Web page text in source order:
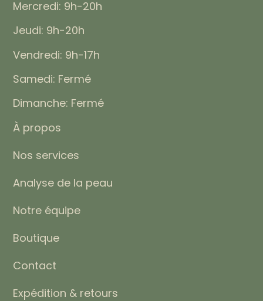
À propos
Nos services
Analyse de la peau
Notre équipe
Boutique
Contact
Expédition & retours
Mercredi: 9h-20h
Jeudi: 9h-20h
Vendredi: 9h-17h
Samedi: Fermé
Dimanche: Fermé